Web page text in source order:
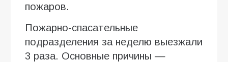
пожаров.
Пожарно-спасательные
подразделения за неделю выезжали
3 раза. Основные причины —